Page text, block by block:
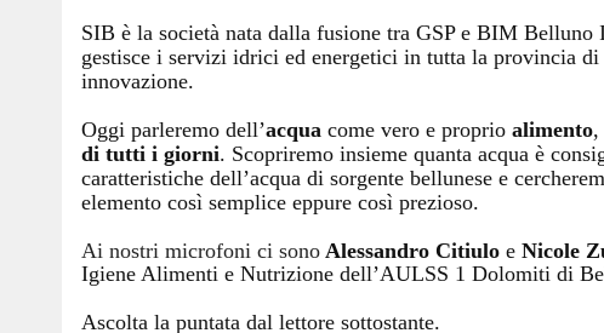
SIB è la società nata dalla fusione tra GSP e BIM
gestisce i servizi idrici ed energetici in tutta la provincia
innovazione.
Oggi parleremo dell’acqua come vero e proprio alimento,
di tutti i giorni. Scopriremo insieme quanta acqua è
caratteristiche dell’acqua di sorgente bellunese e
elemento così semplice eppure così prezioso.
Ai nostri microfoni ci sono Alessandro Citiuloe Nicole
Igiene Alimenti e Nutrizione dell’AULSS 1 Dolomiti di
Ascolta la puntata dal lettore sottostante.